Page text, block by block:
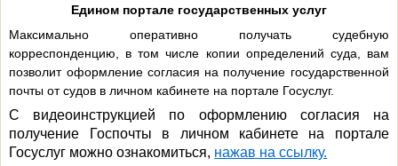
Едином портале государственных услуг
Максимально оперативно получать судебную
корреспонденцию, в том числе копии определений суда, вам
позволит оформление согласия на получение государственной
почты от судов в личном кабинете на портале Госуслуг.
С видеоинструкцией по оформлению согласия на
получение Госпочты в личном кабинете на портале
Госуслуг можно ознакомиться, нажав на ссылку.